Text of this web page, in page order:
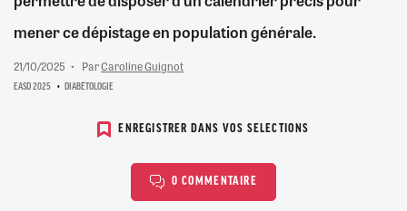
mener ce dépistage en population générale.
21/10/2025 ParCaroline Guignot
EASD 2025 DIABÉTOLOGIE
ENREGISTRER DANS VOS SELECTIONS
0 COMMENTAIRE